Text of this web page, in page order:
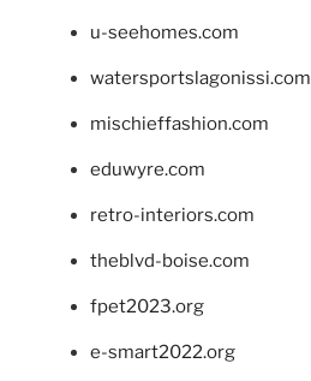
u-seehomes.com
watersportslagonissi.com
mischieffashion.com
eduwyre.com
retro-interiors.com
theblvd-boise.com
fpet2023.org
e-smart2022.org